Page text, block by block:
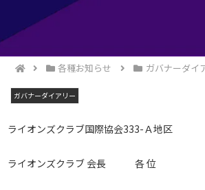
各種お知らせ ガバナーダイ
ガバナーダイアリー
ライオンズクラブ国際協会333-Ａ地区
ライオンズクラブ 会長 各 位